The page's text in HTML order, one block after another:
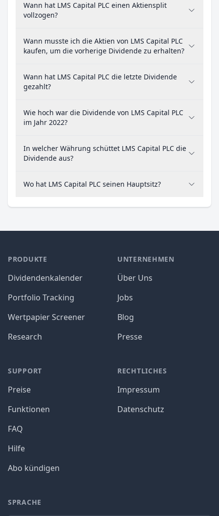
Wann hat LMS Capital PLC einen Aktiensplit
vollzogen?
Wann musste ich die Aktien von LMS Capital PLC
kaufen, um die vorherige Dividende zu erhalten?
Wann hat LMS Capital PLC die letzte Dividende
gezahlt?
Wie hoch war die Dividende von LMS Capital PLC
im Jahr 2022?
In welcher Währung schüttet LMS Capital PLC die
Dividende aus?
Wo hat LMS Capital PLC seinen Hauptsitz?
PRODUKTE
Dividendenkalender
Portfolio Tracking
Wertpapier Screener
Research
SUPPORT
Preise
Funktionen
FAQ
Hilfe
Abo kündigen
UNTERNEHMEN
Über Uns
Jobs
Blog
Presse
RECHTLICHES
Impressum
Datenschutz
SPRACHE